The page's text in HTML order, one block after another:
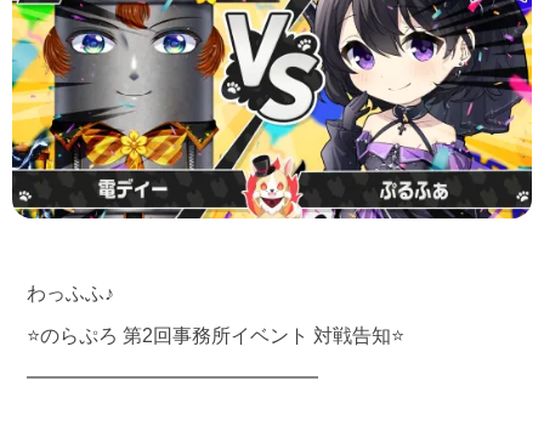
わっふふ♪
⭐️のらぷろ 第2回事務所イベント 対戦告知⭐️
━━━━━━━━━━━━━━━